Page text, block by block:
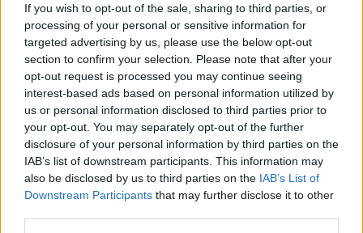
If you wish to opt-out of the sale, sharing to third parties, or
processing of your personal or sensitive information for
targeted advertising by us, please use the below opt-out
section to confirm your selection. Please note that after your
opt-out request is processed you may continue seeing
interest-based ads based on personal information utilized by
us or personal information disclosed to third parties prior to
your opt-out. You may separately opt-out of the further
disclosure of your personal information by third parties on the
IAB’s list of downstream participants. This information may
also be disclosed by us to third parties on the IAB’s List of
Downstream Participants that may further disclose it to other
2022. december. 05. 13:35
Az egykori fideszes miniszter, jelenlegi jegybankelnök szerint
„2010 után nem hoztuk meg a jó döntéseket, 2021 után rossz
döntéseket hozott a kormány”.
A KAMATEMELÉS HÍRÉRE KICSIT ERŐSÖDÖTT A
FORINT
2022. július. 12. 15:49
Monetárisan szigorít a jegybank.
EMLÉKÉRMÉKET BOCSÁTOTT KI AZ MNB AZ
ARANYBULLA KIADÁSÁNAK 800.
ÉVFORDULÓJÁRA
2022. május. 20. 19:01